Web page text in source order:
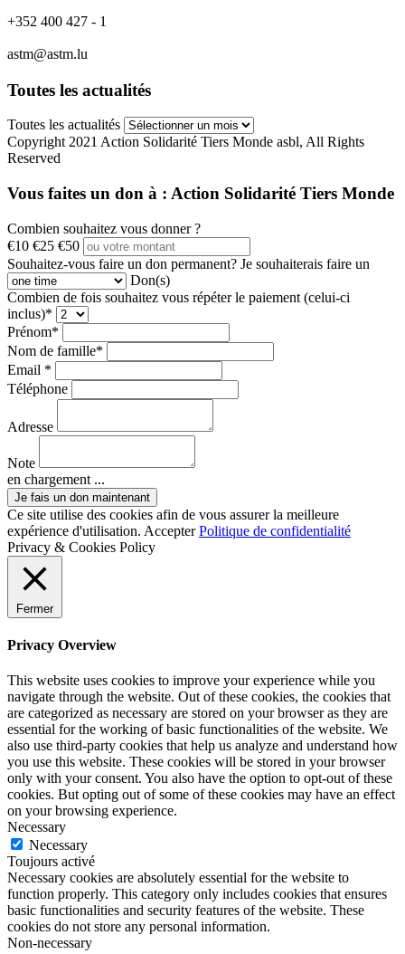
+352 400 427 - 1
astm@astm.lu
Toutes les actualités
Toutes les actualités
Copyright 2021 Action Solidarité Tiers Monde asbl, All Rights
Reserved
Vous faites un don à : Action Solidarité Tiers Monde
Combien souhaitez vous donner ?
€10 €25 €50
Souhaitez-vous faire un don permanent? Je souhaiterais faire un
Don(s)
Combien de fois souhaitez vous répéter le paiement (celui-ci
inclus)*
Prénom*
Nom de famille*
Email *
Téléphone
Adresse
Note
en chargement ...
Ce site utilise des cookies afin de vous assurer la meilleure
expérience d'utilisation. Accepter Politique de confidentialité
Privacy & Cookies Policy
Fermer
Privacy Overview
This website uses cookies to improve your experience while you
navigate through the website. Out of these cookies, the cookies that
are categorized as necessary are stored on your browser as they are
essential for the working of basic functionalities of the website. We
also use third-party cookies that help us analyze and understand how
you use this website. These cookies will be stored in your browser
only with your consent. You also have the option to opt-out of these
cookies. But opting out of some of these cookies may have an effect
on your browsing experience.
Necessary
Necessary
Toujours activé
Necessary cookies are absolutely essential for the website to
function properly. This category only includes cookies that ensures
basic functionalities and security features of the website. These
cookies do not store any personal information.
Non-necessary